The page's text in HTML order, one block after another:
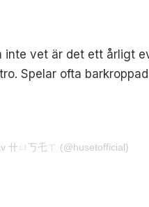
inte vet är det ett årligt
Spelar ofta
卄ㄩ丂乇ㄒ (@husetofficial)